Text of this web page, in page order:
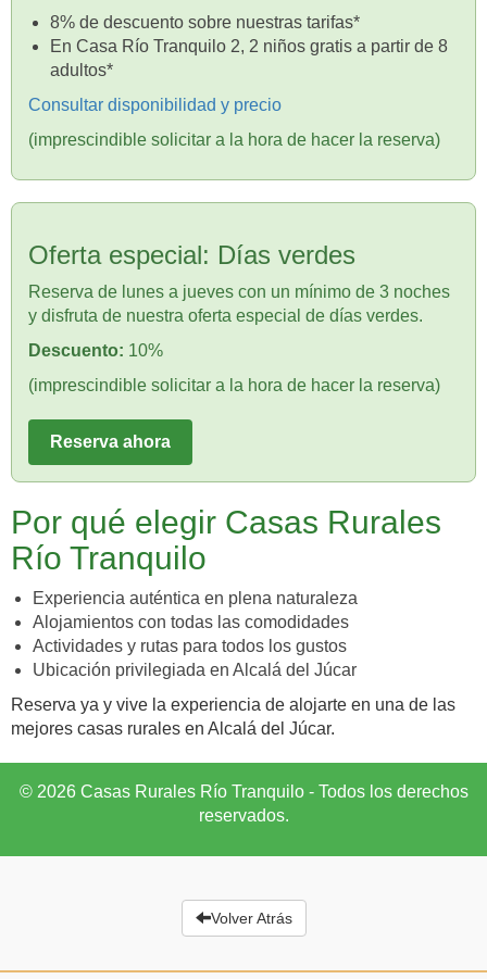
8% de descuento sobre nuestras tarifas*
En Casa Río Tranquilo 2, 2 niños gratis a partir de 8
adultos*
Consultar disponibilidad y precio
(imprescindible solicitar a la hora de hacer la reserva)
Oferta especial: Días verdes
Reserva de lunes a jueves con un mínimo de 3 noches
y disfruta de nuestra oferta especial de días verdes.
Descuento: 10%
(imprescindible solicitar a la hora de hacer la reserva)
Reserva ahora
Por qué elegir Casas Rurales
Río Tranquilo
Experiencia auténtica en plena naturaleza
Alojamientos con todas las comodidades
Actividades y rutas para todos los gustos
Ubicación privilegiada en Alcalá del Júcar
Reserva ya y vive la experiencia de alojarte en una de las
mejores casas rurales en Alcalá del Júcar.
© 2026 Casas Rurales Río Tranquilo - Todos los derechos
reservados.
Volver Atrás